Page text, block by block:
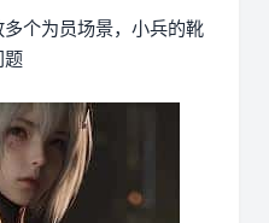
个为员场景，小兵的靴
题